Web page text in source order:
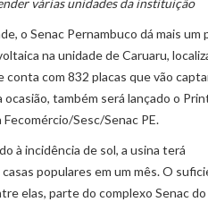
várias unidades da instituição
o Senac Pernambuco dá mais um
na unidade de Caruaru,
com 832 placas que vão
também será lançado o
Sesc/Senac PE.
à incidência de sol, a usina terá
populares em um mês. O
elas, parte do complexo Senac do